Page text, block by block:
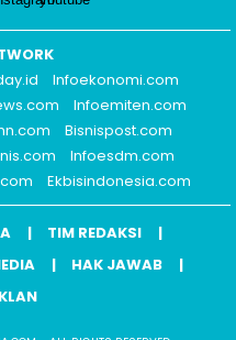
Infoekonomi.com
Infoemiten.com
Bisnispost.com
Infoesdm.com
Ekbisindonesia.com
TIM REDAKSI
HAK JAWAB